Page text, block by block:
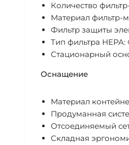
Количество
Материал фильтр-
Фильтр защиты
Тип фильтра HEPA:
Стационарный
Оснащение
Материал
Продуманная
Отсоединяемый
Складная